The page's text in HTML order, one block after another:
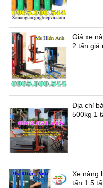
Giá xe
2 tấn giá
Địa chỉ
500kg 1
Xe nâng
tấn 1.5